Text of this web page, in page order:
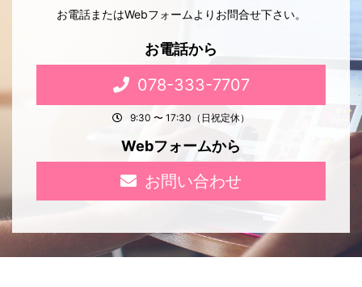
お電話またはWebフォームよりお問合せ下さい。
お電話から
078-333-7707
9:30 〜 17:30（日祝定休）
Webフォームから
お問い合わせ